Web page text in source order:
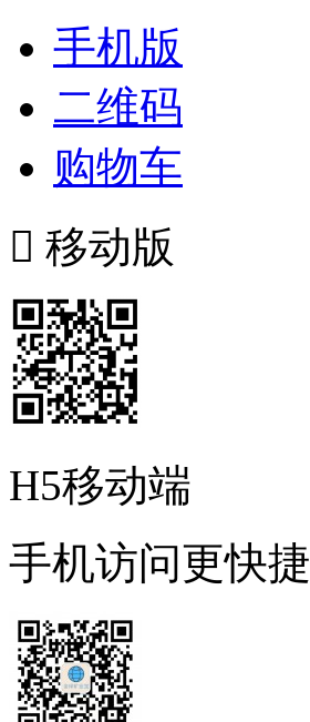
手机版
二维码
购物车
 移动版
H5移动端
手机访问更快捷